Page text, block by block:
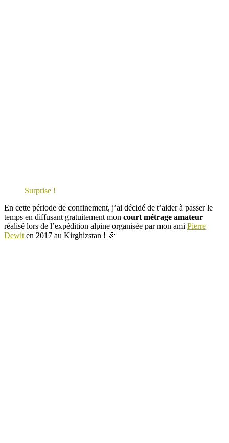
Surprise !
En cette période de confinement, j’ai décidé de t’aider à passer le
temps en diffusant gratuitement mon court métrage amateur
réalisé lors de l’expédition alpine organisée par mon ami Pierre
Dewit en 2017 au Kirghizstan ! 🎉